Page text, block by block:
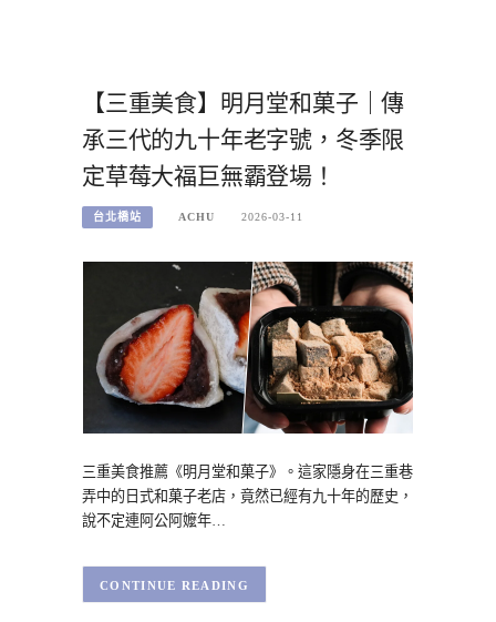
【三重美食】明月堂和菓子｜傳
承三代的九十年老字號，冬季限
定草莓大福巨無霸登場！
台北橋站 ACHU 2026-03-11
三重美食推薦《明月堂和菓子》。這家隱身在三重巷
弄中的日式和菓子老店，竟然已經有九十年的歷史，
說不定連阿公阿嬤年…
CONTINUE READING